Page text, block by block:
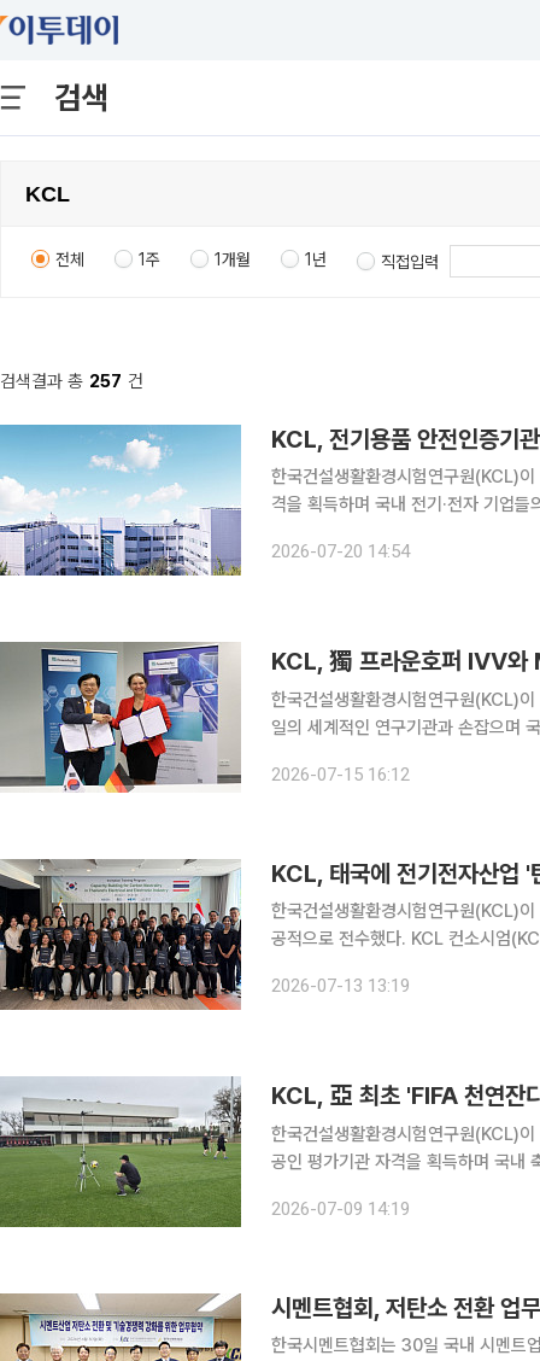
검색
전체 1주 1개월 1년 직접입력
검색결과 총 257 건
KCL, 전기용품 안전인증기
한국건설생활환경시험연구원(KCL)
격을 획득하며 국내 전기·전자 기업
다. KCL은 20일 인천 호구포사업장
2026-07-20 14:54
KCL, 獨 프라운호퍼 IVV와
한국건설생활환경시험연구원(KCL)
일의 세계적인 연구기관과 손잡으며
제 대응 포장재 분야 기술협력 강화
2026-07-15 16:12
KCL, 태국에 전기전자산업 '
한국건설생활환경시험연구원(KCL)
공적으로 전수했다. KCL 컨소시엄(KCL·한국전자기술연구원·엠와이씨)은 한국국제협력단(KOICA)
친환경 생산 교육 관계자 초청 연수'
2026-07-13 13:19
KCL, 亞 최초 'FIFA 천연잔
한국건설생활환경시험연구원(KCL)
공인 평가기관 자격을 획득하며 국내
9일 밝혔다. KCL은 올해 2월
2026-07-09 14:19
시멘트협회, 저탄소 전환 업
한국시멘트협회는 30일 국내 시멘트